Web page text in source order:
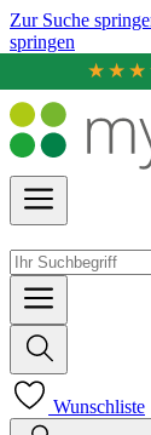
Zur Suche
springen
Wunschliste